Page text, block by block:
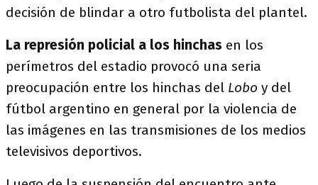
decisión de blindar a otro futbolista del plantel.
La represión policial a los hinchas en los
perímetros del estadio provocó una seria
preocupación entre los hinchas del Lobo y del
fútbol argentino en general por la violencia de
las imágenes en las transmisiones de los medios
televisivos deportivos.